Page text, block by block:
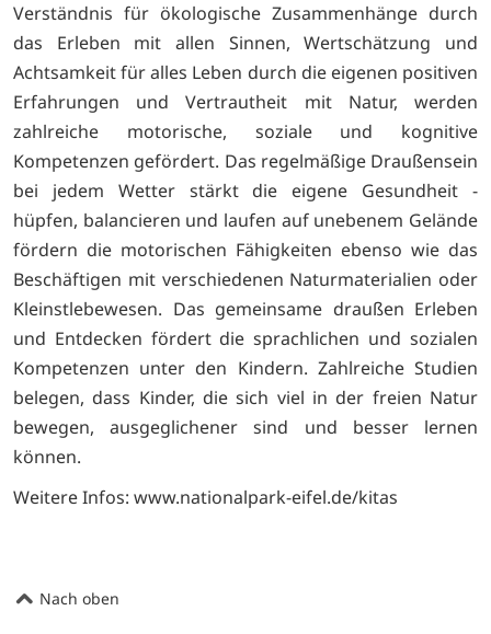
Verständnis für ökologische Zusammenhänge durch
das Erleben mit allen Sinnen, Wertschätzung und
Achtsamkeit für alles Leben durch die eigenen positiven
Erfahrungen und Vertrautheit mit Natur, werden
zahlreiche motorische, soziale und kognitive
Kompetenzen gefördert. Das regelmäßige Draußensein
bei jedem Wetter stärkt die eigene Gesundheit -
hüpfen, balancieren und laufen auf unebenem Gelände
fördern die motorischen Fähigkeiten ebenso wie das
Beschäftigen mit verschiedenen Naturmaterialien oder
Kleinstlebewesen. Das gemeinsame draußen Erleben
und Entdecken fördert die sprachlichen und sozialen
Kompetenzen unter den Kindern. Zahlreiche Studien
belegen, dass Kinder, die sich viel in der freien Natur
bewegen, ausgeglichener sind und besser lernen
können.
Weitere Infos: www.nationalpark-eifel.de/kitas
Nach oben